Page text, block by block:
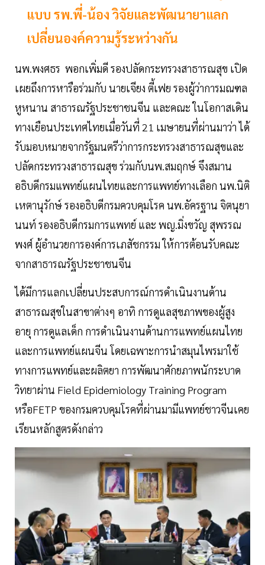
แบบ รพ.พี่-น้อง วิจัยและพัฒนายาแลก
เปลี่ยนองค์ความรู้ระหว่างกัน
นพ.พงศธร พอกเพิ่มดี รองปลัดกระทรวงสาธารณสุข เปิด
เผยถึงการหารือร่วมกับ นายเจียง ตี้เฟย รองผู้ว่าการมณฑล
หูหนาน สาธารณรัฐประชาชนจีน และคณะ ในโอกาสเดิน
ทางเยือนประเทศไทยเมื่อวันที่ 21 เมษายนที่ผ่านมาว่า ได้
รับมอบหมายจากรัฐมนตรีว่าการกระทรวงสาธารณสุขและ
ปลัดกระทรวงสาธารณสุข ร่วมกับนพ.สมฤกษ์ จึงสมาน
อธิบดีกรมแพทย์แผนไทยและการแพทย์ทางเลือก นพ.นิติ
เหตานุรักษ์ รองอธิบดีกรมควบคุมโรค นพ.อัครฐาน จิตนุยา
นนท์ รองอธิบดีกรมการแพทย์ และ พญ.มิ่งขวัญ สุพรรณ
พงศ์ ผู้อำนวยการองค์การเภสัชกรรม ให้การต้อนรับคณะ
จากสาธารณรัฐประชาชนจีน
ได้มีการแลกเปลี่ยนประสบการณ์การดำเนินงานด้าน
สาธารณสุขในสาขาต่างๆ อาทิ การดูแลสุขภาพของผู้สูง
อายุ การดูแลเด็ก การดำเนินงานด้านการแพทย์แผนไทย
และการแพทย์แผนจีน โดยเฉพาะการนำสมุนไพรมาใช้
ทางการแพทย์และผลิตยา การพัฒนาศักยภาพนักระบาด
วิทยาผ่าน Field Epidemiology Training Program
หรือFETP ของกรมควบคุมโรคที่ผ่านมามีแพทย์ชาวจีนเคย
เรียนหลักสูตรดังกล่าว